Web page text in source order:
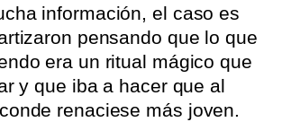
información, el caso es
pensando que lo que
era un ritual mágico que
y que iba a hacer que al
renaciese más joven.